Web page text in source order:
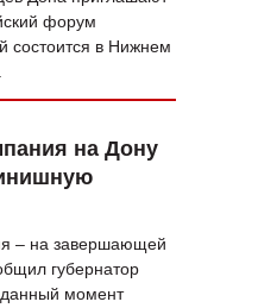
СТИЛЬ ЖИЗНИ
КУЛЬТ ЕДЫ
ЖУРНАЛ
форум
состоится в Нижнем
на Дону
– на завершающей
губернатор
момент